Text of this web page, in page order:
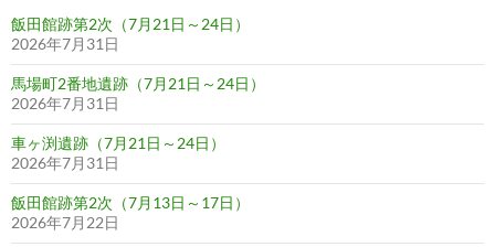
飯田館跡第2次（7月21日～24日）
2026年7月31日
馬場町2番地遺跡（7月21日～24日）
2026年7月31日
車ヶ渕遺跡（7月21日～24日）
2026年7月31日
飯田館跡第2次（7月13日～17日）
2026年7月22日